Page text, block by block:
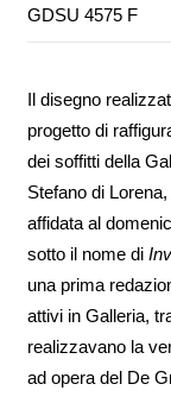
GDSU 4575 F
Il disegno
progetto di
dei soffitti della
Stefano di
affidata al
sotto il nome di
una prima
attivi in Galleria,
realizzavano la
ad opera del De